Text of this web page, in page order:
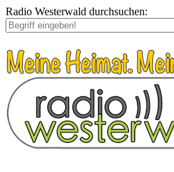
Radio Westerwald durchsuchen: